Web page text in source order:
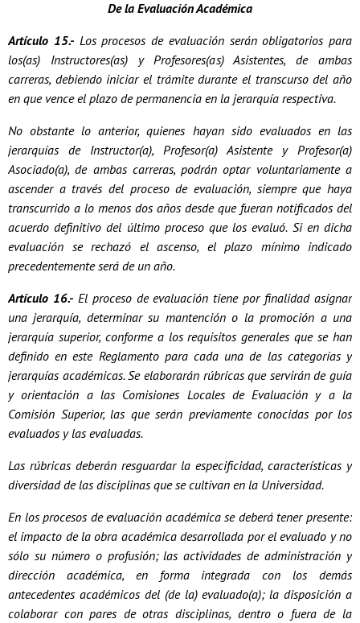
De la Evaluación Académica
Artículo 15.-Los procesos de evaluación serán obligatorios para
los(as) Instructores(as) y Profesores(as) Asistentes, de ambas
carreras, debiendo iniciar el trámite durante el transcurso del año
en que vence el plazo de permanencia en la jerarquía respectiva.
No obstante lo anterior, quienes hayan sido evaluados en las
jerarquías de Instructor(a), Profesor(a) Asistente y Profesor(a)
Asociado(a), de ambas carreras, podrán optar voluntariamente a
ascender a través del proceso de evaluación, siempre que haya
transcurrido a lo menos dos años desde que fueran notificados del
acuerdo definitivo del último proceso que los evaluó. Si en dicha
evaluación se rechazó el ascenso, el plazo mínimo indicado
precedentemente será de un año.
Artículo 16.-El proceso de evaluación tiene por finalidad asignar
una jerarquía, determinar su mantención o la promoción a una
jerarquía superior, conforme a los requisitos generales que se han
definido en este Reglamento para cada una de las categorías y
jerarquías académicas. Se elaborarán rúbricas que servirán de guía
y orientación a las Comisiones Locales de Evaluación y a la
Comisión Superior, las que serán previamente conocidas por los
evaluados y las evaluadas.
Las rúbricas deberán resguardar la especificidad, características y
diversidad de las disciplinas que se cultivan en la Universidad.
En los procesos de evaluación académica se deberá tener presente:
el impacto de la obra académica desarrollada por el evaluado y no
sólo su número o profusión; las actividades de administración y
dirección académica, en forma integrada con los demás
antecedentes académicos del (de la) evaluado(a); la disposición a
colaborar con pares de otras disciplinas, dentro o fuera de la